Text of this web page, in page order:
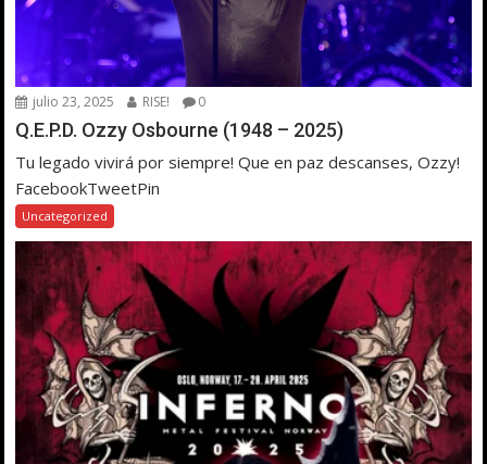
julio 23, 2025 RISE! 0
Q.E.P.D. Ozzy Osbourne (1948 – 2025)
Tu legado vivirá por siempre! Que en paz descanses, Ozzy!
FacebookTweetPin
Uncategorized